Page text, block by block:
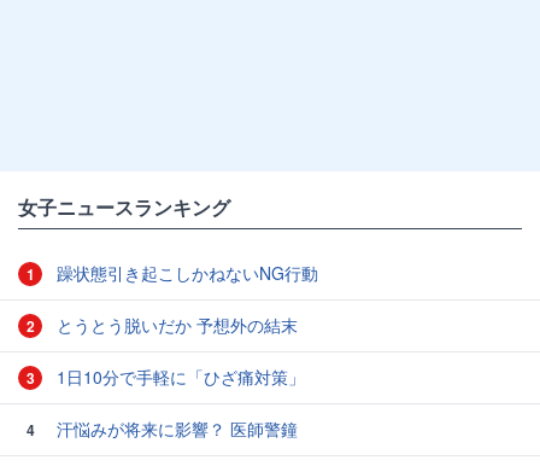
女子ニュースランキング
1 躁状態引き起こしかねないNG行動
2 とうとう脱いだか 予想外の結末
3 1日10分で手軽に「ひざ痛対策」
4 汗悩みが将来に影響？ 医師警鐘